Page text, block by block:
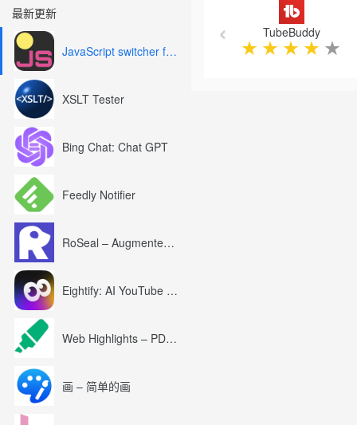
最新更新
JavaScript switcher for SEO and development
XSLT Tester
Bing Chat: Chat GPT
Feedly Notifier
RoSeal – Augmented Roblox Experience
Eightify: AI YouTube Summary with ChatGPT
Web Highlights – PDF & Web Highlighter
画 – 简单的画
TubeBuddy
★ ★ ★ ★ ★